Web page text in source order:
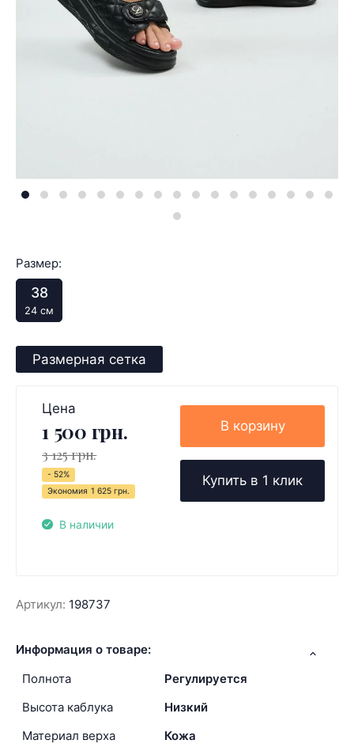
Размер:
38
24 см
Размерная сетка
Цена
1 500 грн.
3 125 грн.
- 52%
Экономия 1 625 грн.
В наличии
В корзину
Купить в 1 клик
Артикул: 198737
Информация о товаре:
Полнота
Регулируется
Высота каблука
Низкий
Материал верха
Кожа